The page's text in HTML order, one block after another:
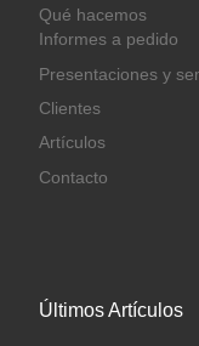
Qué hacemos
Informes a pedido
Presentaciones y
Clientes
Artículos
Contacto
Últimos Artículos